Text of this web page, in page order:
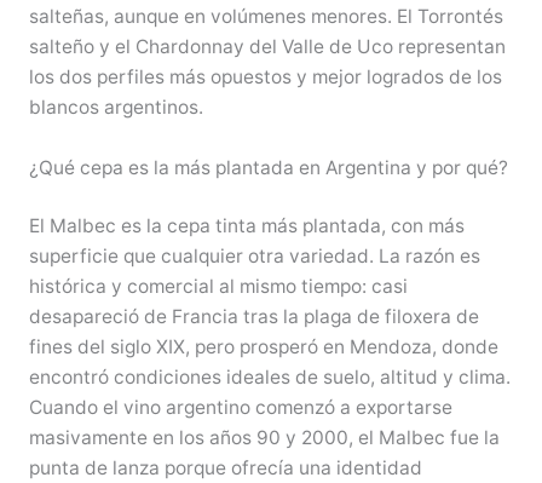
salteñas, aunque en volúmenes menores. El Torrontés
salteño y el Chardonnay del Valle de Uco representan
los dos perfiles más opuestos y mejor logrados de los
blancos argentinos.
¿Qué cepa es la más plantada en Argentina y por qué?
El Malbec es la cepa tinta más plantada, con más
superficie que cualquier otra variedad. La razón es
histórica y comercial al mismo tiempo: casi
desapareció de Francia tras la plaga de filoxera de
fines del siglo XIX, pero prosperó en Mendoza, donde
encontró condiciones ideales de suelo, altitud y clima.
Cuando el vino argentino comenzó a exportarse
masivamente en los años 90 y 2000, el Malbec fue la
punta de lanza porque ofrecía una identidad